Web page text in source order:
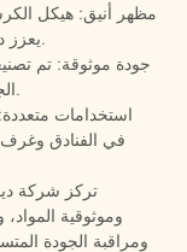
مظهر أنيق: هيكل
يعزز ديكورات الطعام الحديثة والنوردية وغير الرسمية.
جودة موثوقة: تم
الجودة لضمان الأداء طويل الأمد والسلامة الهيكلية.
استخدامات
في الفنادق
تركز شركة
وموثوقية
ومراقبة الجودة